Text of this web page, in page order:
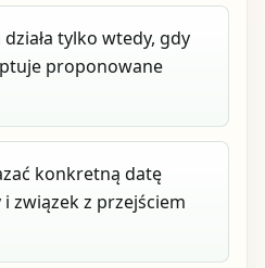
tylko wtedy, gdy
proponowane
konkretną datę
związek z przejściem